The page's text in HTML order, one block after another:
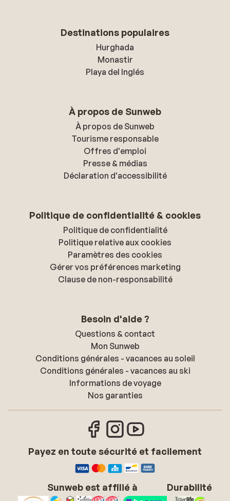
Destinations populaires
Hurghada
Monastir
Playa del Inglés
À propos de Sunweb
À propos de Sunweb
Tourisme responsable
Offres d'emploi
Presse & médias
Déclaration d'accessibilité
Politique de confidentialité & cookies
Politique de confidentialité
Politique relative aux cookies
Paramètres des cookies
Gérer vos préférences marketing
Clause de non-responsabilité
Besoin d'aide ?
Questions & contact
Mon Sunweb
Conditions générales - vacances au soleil
Conditions générales - vacances au ski
Informations de voyage
Nos garanties
Payez en toute sécurité et facilement
Sunweb est affilié à Durabilité